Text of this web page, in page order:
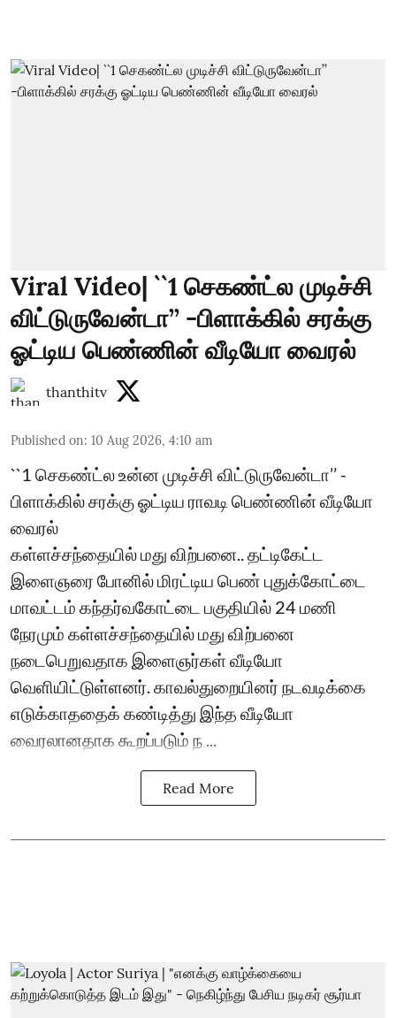
Viral Video| ``1 செகண்ட்ல முடிச்சி
விட்டுருவேன்டா’’ -பிளாக்கில் சரக்கு
ஓட்டிய பெண்ணின் வீடியோ வைரல்
thanthitv
Published on: 10 Aug 2026, 4:10 am
``1 செகண்ட்ல உன்ன முடிச்சி விட்டுருவேன்டா’’ -
பிளாக்கில் சரக்கு ஓட்டிய ராவடி பெண்ணின் வீடியோ
வைரல்
கள்ளச்சந்தையில் மது விற்பனை.. தட்டிகேட்ட
இளைஞரை போனில் மிரட்டிய பெண் புதுக்கோட்டை
மாவட்டம் கந்தர்வகோட்டை பகுதியில் 24 மணி
நேரமும் கள்ளச்சந்தையில் மது விற்பனை
நடைபெறுவதாக இளைஞர்கள் வீடியோ
வெளியிட்டுள்ளனர். காவல்துறையினர் நடவடிக்கை
எடுக்காததைக் கண்டித்து இந்த வீடியோ
வைரலானதாக கூறப்படும் ந ...
Read More